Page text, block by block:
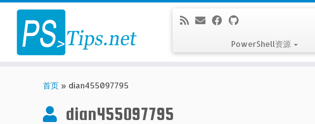
Skip
content
PowerShell资源
首页 » dian455097795
dian455097795